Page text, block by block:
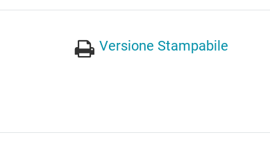
Versione Stampabile